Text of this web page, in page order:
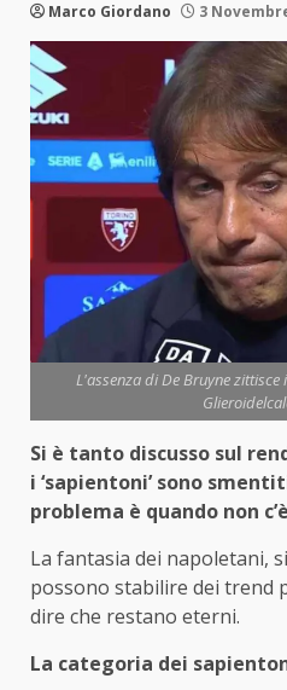
Marco Giordano 3
L'assenza di De Bruyne zittisce
Si è tanto discusso sul
i ‘sapientoni’ sono
problema è quando non c’è
La fantasia dei napoletani,
possono stabilire dei trend
dire che restano eterni.
La categoria dei